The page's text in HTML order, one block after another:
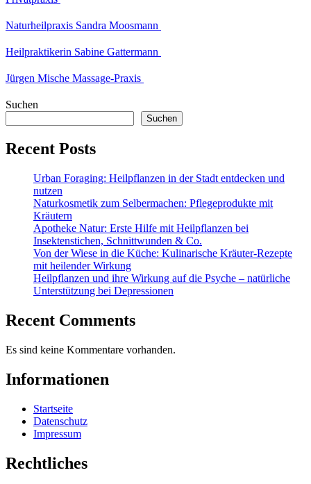
Naturheilpraxis Sandra Moosmann
Heilpraktikerin Sabine Gattermann
Jürgen Mische Massage-Praxis
Suchen
Suchen
Recent Posts
Urban Foraging: Heilpflanzen in der Stadt entdecken und
nutzen
Naturkosmetik zum Selbermachen: Pflegeprodukte mit
Kräutern
Apotheke Natur: Erste Hilfe mit Heilpflanzen bei
Insektenstichen, Schnittwunden & Co.
Von der Wiese in die Küche: Kulinarische Kräuter-Rezepte
mit heilender Wirkung
Heilpflanzen und ihre Wirkung auf die Psyche – natürliche
Unterstützung bei Depressionen
Recent Comments
Es sind keine Kommentare vorhanden.
Informationen
Startseite
Datenschutz
Impressum
Rechtliches